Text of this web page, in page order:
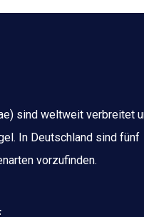
sind weltweit verbreitet
In Deutschland sind fünf
vorzufinden.